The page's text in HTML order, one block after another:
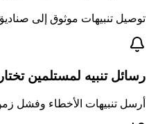
توصيل تنبيهات موثوق إلى
رسائل تنبيه لمستلمين
أرسل تنبيهات الأخطاء وفشل